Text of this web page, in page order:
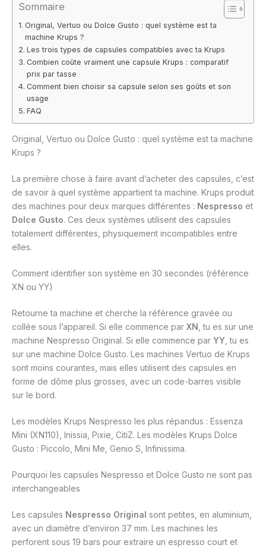
Sommaire
Original, Vertuo ou Dolce Gusto : quel système est ta
machine Krups ?
Les trois types de capsules compatibles avec ta Krups
Combien coûte vraiment une capsule Krups : comparatif
prix par tasse
Comment bien choisir sa capsule selon ses goûts et son
usage
FAQ
Original, Vertuo ou Dolce Gusto : quel système est ta machine
Krups ?
La première chose à faire avant d’acheter des capsules, c’est
de savoir à quel système appartient ta machine. Krups produit
des machines pour deux marques différentes : Nespresso et
Dolce Gusto. Ces deux systèmes utilisent des capsules
totalement différentes, physiquement incompatibles entre
elles.
Comment identifier son système en 30 secondes (référence
XN ou YY)
Retourne ta machine et cherche la référence gravée ou
collée sous l’appareil. Si elle commence par XN , tu es sur une
machine Nespresso Original. Si elle commence par YY , tu es
sur une machine Dolce Gusto. Les machines Vertuo de Krups
sont moins courantes, mais elles utilisent des capsules en
forme de dôme plus grosses, avec un code-barres visible
sur le bord.
Les modèles Krups Nespresso les plus répandus : Essenza
Mini (XN110), Inissia, Pixie, CitiZ. Les modèles Krups Dolce
Gusto : Piccolo, Mini Me, Genio S, Infinissima.
Pourquoi les capsules Nespresso et Dolce Gusto ne sont pas
interchangeables
Les capsules Nespresso Original sont petites, en aluminium,
avec un diamètre d’environ 37 mm. Les machines les
perforent sous 19 bars pour extraire un espresso court et